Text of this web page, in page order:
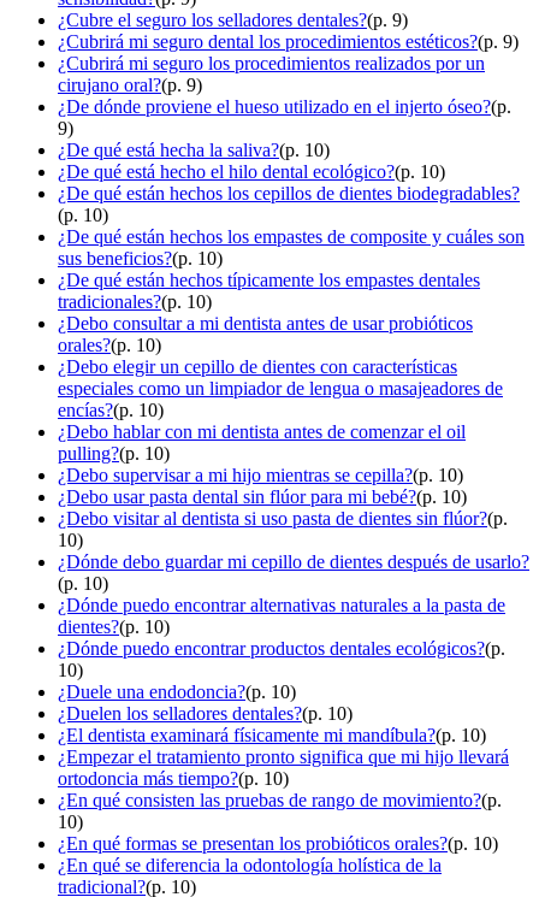
¿Cubre el seguro los selladores dentales?(p. 9)
¿Cubrirá mi seguro dental los procedimientos estéticos?(p. 9)
¿Cubrirá mi seguro los procedimientos realizados por un
cirujano oral?(p. 9)
¿De dónde proviene el hueso utilizado en el injerto óseo?(p.
9)
¿De qué está hecha la saliva?(p. 10)
¿De qué está hecho el hilo dental ecológico?(p. 10)
¿De qué están hechos los cepillos de dientes biodegradables?
(p. 10)
¿De qué están hechos los empastes de composite y cuáles son
sus beneficios?(p. 10)
¿De qué están hechos típicamente los empastes dentales
tradicionales?(p. 10)
¿Debo consultar a mi dentista antes de usar probióticos
orales?(p. 10)
¿Debo elegir un cepillo de dientes con características
especiales como un limpiador de lengua o masajeadores de
encías?(p. 10)
¿Debo hablar con mi dentista antes de comenzar el oil
pulling?(p. 10)
¿Debo supervisar a mi hijo mientras se cepilla?(p. 10)
¿Debo usar pasta dental sin flúor para mi bebé?(p. 10)
¿Debo visitar al dentista si uso pasta de dientes sin flúor?(p.
10)
¿Dónde debo guardar mi cepillo de dientes después de usarlo?
(p. 10)
¿Dónde puedo encontrar alternativas naturales a la pasta de
dientes?(p. 10)
¿Dónde puedo encontrar productos dentales ecológicos?(p.
10)
¿Duele una endodoncia?(p. 10)
¿Duelen los selladores dentales?(p. 10)
¿El dentista examinará físicamente mi mandíbula?(p. 10)
¿Empezar el tratamiento pronto significa que mi hijo llevará
ortodoncia más tiempo?(p. 10)
¿En qué consisten las pruebas de rango de movimiento?(p.
10)
¿En qué formas se presentan los probióticos orales?(p. 10)
¿En qué se diferencia la odontología holística de la
tradicional?(p. 10)